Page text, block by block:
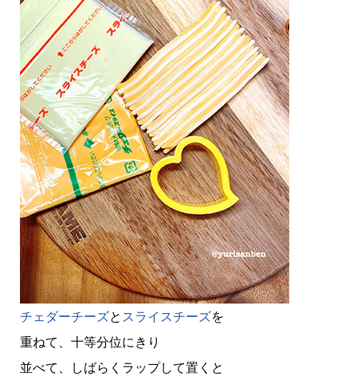
チェダーチーズとスライスチーズを
重ねて、十等分位にきり
並べて、しばらくラップして置くと